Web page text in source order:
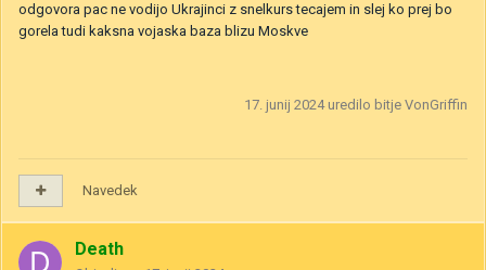
odgovora pac ne vodijo Ukrajinci z snelkurs tecajem in slej ko prej bo
gorela tudi kaksna vojaska baza blizu Moskve
17. junij 2024uredilo bitje VonGriffin
Navedek
Death